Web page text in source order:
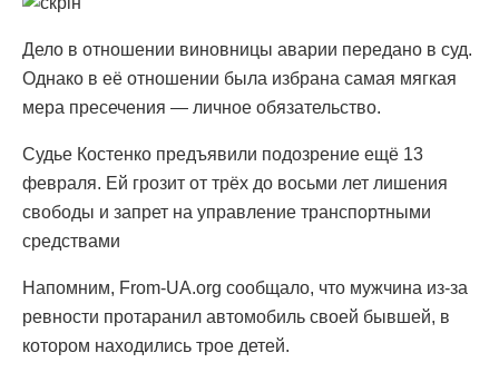
Дело в отношении виновницы аварии передано в суд.
Однако в её отношении была избрана самая мягкая
мера пресечения — личное обязательство.
Судье Костенко предъявили подозрение ещё 13
февраля. Ей грозит от трёх до восьми лет лишения
свободы и запрет на управление транспортными
средствами
Напомним, From-UA.org сообщало, что мужчина из-за
ревности протаранил автомобиль своей бывшей, в
котором находились трое детей.